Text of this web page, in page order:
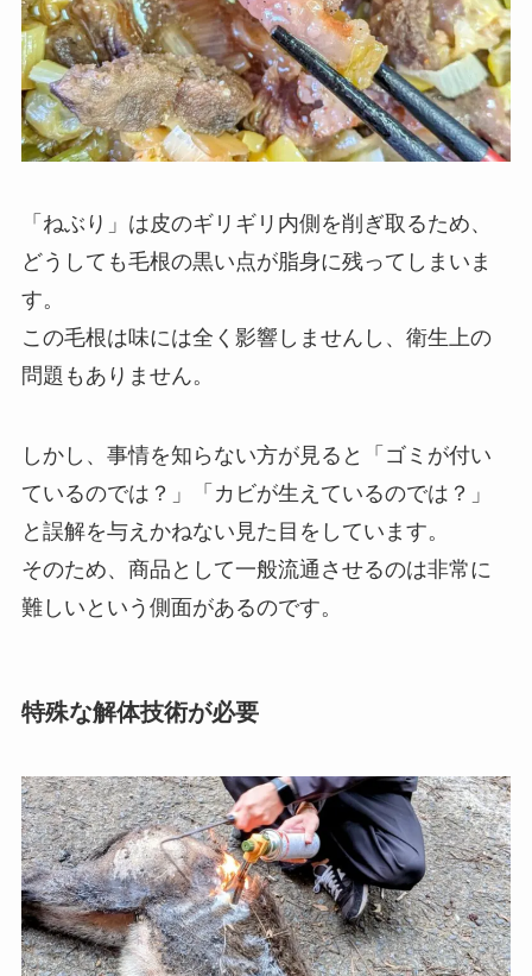
「ねぶり」は皮のギリギリ内側を削ぎ取るため、
どうしても毛根の黒い点が脂身に残ってしまいま
す。
この毛根は味には全く影響しませんし、衛生上の
問題もありません。
しかし、事情を知らない方が見ると「ゴミが付い
ているのでは？」「カビが生えているのでは？」
と誤解を与えかねない見た目をしています。
そのため、商品として一般流通させるのは非常に
難しいという側面があるのです。
特殊な解体技術が必要